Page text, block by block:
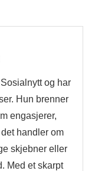
og har
Hun brenner
engasjerer,
handler om
skjebner eller
Med et skarpt